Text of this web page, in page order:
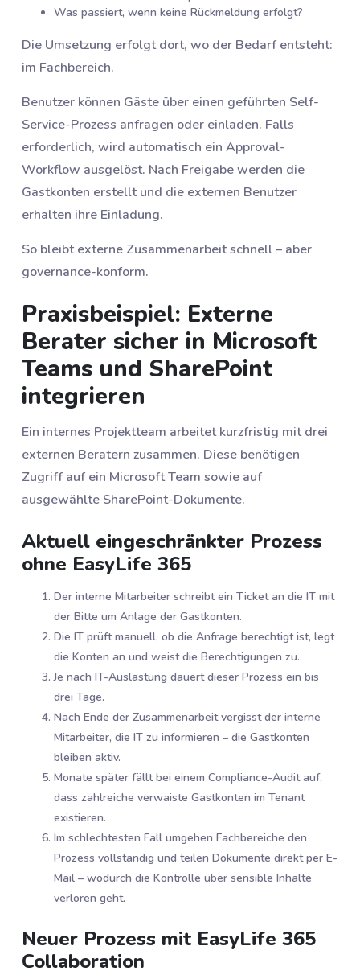
Was passiert, wenn keine Rückmeldung erfolgt?
Die Umsetzung erfolgt dort, wo der Bedarf entsteht:
im Fachbereich.
Benutzer können Gäste über einen geführten Self-
Service-Prozess anfragen oder einladen. Falls
erforderlich, wird automatisch ein Approval-
Workflow ausgelöst. Nach Freigabe werden die
Gastkonten erstellt und die externen Benutzer
erhalten ihre Einladung.
So bleibt externe Zusammenarbeit schnell – aber
governance-konform.
Praxisbeispiel: Externe
Berater sicher in Microsoft
Teams und SharePoint
integrieren
Ein internes Projektteam arbeitet kurzfristig mit drei
externen Beratern zusammen. Diese benötigen
Zugriff auf ein Microsoft Team sowie auf
ausgewählte SharePoint-Dokumente.
Aktuell eingeschränkter Prozess
ohne EasyLife 365
Der interne Mitarbeiter schreibt ein Ticket an die IT mit
der Bitte um Anlage der Gastkonten.
Die IT prüft manuell, ob die Anfrage berechtigt ist, legt
die Konten an und weist die Berechtigungen zu.
Je nach IT-Auslastung dauert dieser Prozess ein bis
drei Tage.
Nach Ende der Zusammenarbeit vergisst der interne
Mitarbeiter, die IT zu informieren – die Gastkonten
bleiben aktiv.
Monate später fällt bei einem Compliance-Audit auf,
dass zahlreiche verwaiste Gastkonten im Tenant
existieren.
Im schlechtesten Fall umgehen Fachbereiche den
Prozess vollständig und teilen Dokumente direkt per E-
Mail – wodurch die Kontrolle über sensible Inhalte
verloren geht.
Neuer Prozess mit EasyLife 365
Collaboration